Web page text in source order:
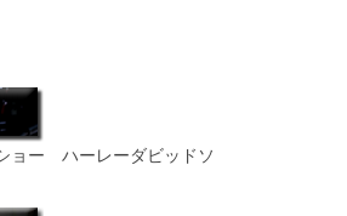
ョー ハーレーダビッドソ